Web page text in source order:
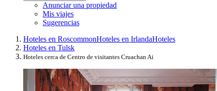
Anunciar una propiedad
Mis viajes
Sugerencias
Hoteles en RoscommonHoteles en IrlandaHoteles
Hoteles en Tulsk
Hoteles cerca de Centro de visitantes Cruachan Ai